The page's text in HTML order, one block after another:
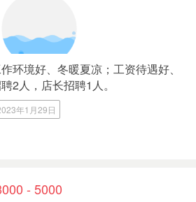
环境好、冬暖夏凉；工资待遇好、
2人，店长招聘1人。
年1月29日
- 5000